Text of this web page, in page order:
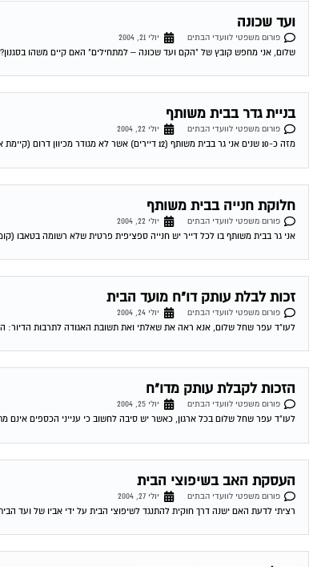
ועד שכונה
פורום משפטי לוועדי הבתים
יולי 21, 2004
שלום, אני מחפש קובץ של "הקם ועד שכונה – למתחילים" האם קיים משהו
בניית גדר בבית משותף
פורום משפטי לוועדי הבתים
יולי 22, 2004
מזה כ-10 שנים אני גר בבית משותף (12 דיירים) אשר לא מגודר מכיוון דרום (קיימת אפשרות שהיתה גדר לפני שהגעתי). חלק מהדיירים רוצים לבנות גדר...
חלוקת חנייה בבית משותף
פורום משפטי לוועדי הבתים
יולי 22, 2004
אני גר בבית משותף בו לכל דייר יש חנייה ספציפית פרטית שלא רשומה בטאבו
זכות לבלת עותק דו"ח מועד הבית
פורום משפטי לוועדי הבתים
יולי 24, 2004
לעו"ד עפר שחל שלום, אנא ראה את שאלתי ואת תשובת האגודה לתרבות הדיור:
הזכות לקבלת עותק מדו"ח
פורום משפטי לוועדי הבתים
יולי 25, 2004
לעו"ד עפר שחל שלום בכל ארגון, כאשר יש סיבה לחשוב כי ענייני הכספים
העסקת האב בשיפוצי הבית
פורום משפטי לוועדי הבתים
יולי 27, 2004
רציתי לדעת האם ישנה דרך חוקית להתנגד לשיפוצי הבית על ידי אביו של ועד